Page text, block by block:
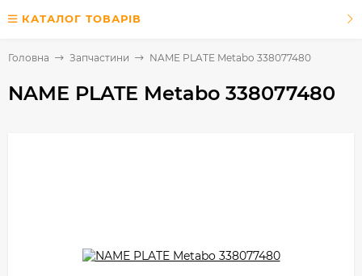
КАТАЛОГ ТОВАРІВ
Головна Запчастини NAME PLATE Metabo 338077480
NAME PLATE Metabo 338077480